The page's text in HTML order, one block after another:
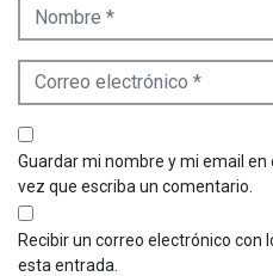
Guardar mi nombre y mi email
vez que escriba un comentario.
Recibir un correo electrónico con
esta entrada.